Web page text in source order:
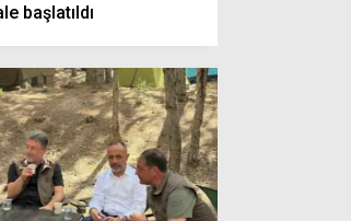
başlatıldı